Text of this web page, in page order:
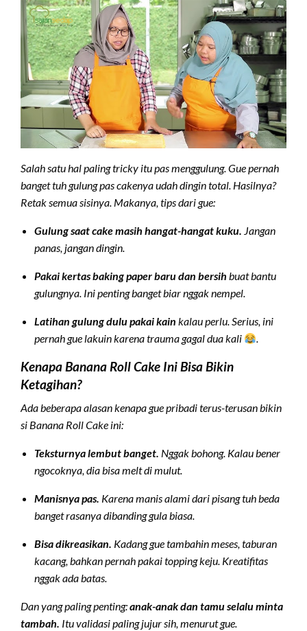
Salah satu hal paling tricky itu pas menggulung. Gue pernah
banget tuh gulung pas cakenya udah dingin total. Hasilnya?
Retak semua sisinya. Makanya, tips dari gue:
Gulung saat cake masih hangat-hangat kuku. Jangan
panas, jangan dingin.
Pakai kertas baking paper baru dan bersih buat bantu
gulungnya. Ini penting banget biar nggak nempel.
Latihan gulung dulu pakai kain kalau perlu. Serius, ini
pernah gue lakuin karena trauma gagal dua kali
.
Kenapa Banana Roll Cake Ini Bisa Bikin
Ketagihan?
Ada beberapa alasan kenapa gue pribadi terus-terusan bikin
si Banana Roll Cake ini:
Teksturnya lembut banget. Nggak bohong. Kalau bener
ngocoknya, dia bisa melt di mulut.
Manisnya pas. Karena manis alami dari pisang tuh beda
banget rasanya dibanding gula biasa.
Bisa dikreasikan. Kadang gue tambahin meses, taburan
kacang, bahkan pernah pakai topping keju. Kreatifitas
nggak ada batas.
Dan yang paling penting:anak-anak dan tamu selalu minta
tambah. Itu validasi paling jujur sih, menurut gue.